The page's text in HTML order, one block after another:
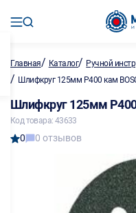
Главная/ Каталог/ Ручной
/ Шлифкруг 125мм P400 кам
Шлифкруг 125мм
Код товара: 43633
0 0 отзывов